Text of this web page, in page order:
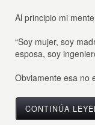
Al principio mi
“Soy mujer, soy
esposa, soy
Obviamente esa no
CONTINÚA